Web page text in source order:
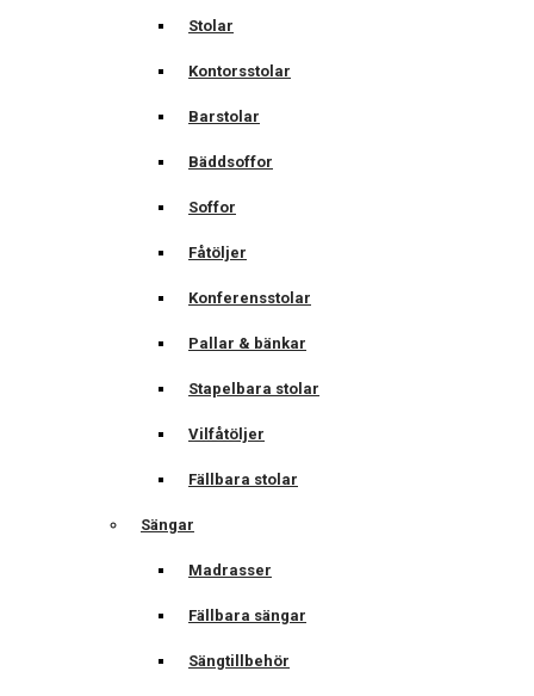
Stolar
Kontorsstolar
Barstolar
Bäddsoffor
Soffor
Fåtöljer
Konferensstolar
Pallar & bänkar
Stapelbara stolar
Vilfåtöljer
Fällbara stolar
Sängar
Madrasser
Fällbara sängar
Sängtillbehör